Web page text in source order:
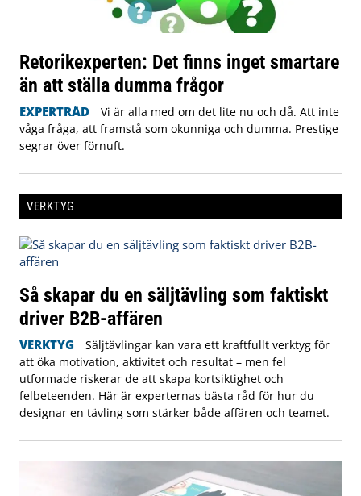
Retorikexperten: Det finns inget smartare
än att ställa dumma frågor
EXPERTRÅD
Vi är alla med om det lite nu och då. Att inte
våga fråga, att framstå som okunniga och dumma. Prestige
segrar över förnuft.
VERKTYG
Så skapar du en säljtävling som faktiskt
driver B2B-affären
VERKTYG
Säljtävlingar kan vara ett kraftfullt verktyg för
att öka motivation, aktivitet och resultat – men fel
utformade riskerar de att skapa kortsiktighet och
felbeteenden. Här är experternas bästa råd för hur du
designar en tävling som stärker både affären och teamet.